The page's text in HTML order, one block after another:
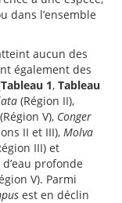
dans l’ensemble
aucun des
également des
Tableau 1, Tableau
(Région II),
(Région V), Conger
II et III), Molva
III) et
profonde
V). Parmi
est en déclin